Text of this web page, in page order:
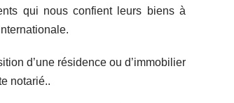
qui nous confient leurs biens à
d’une résidence ou d’immobilier
notarié..